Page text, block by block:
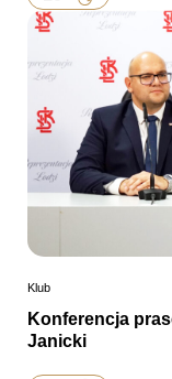
Klub
Konferencja
Janicki